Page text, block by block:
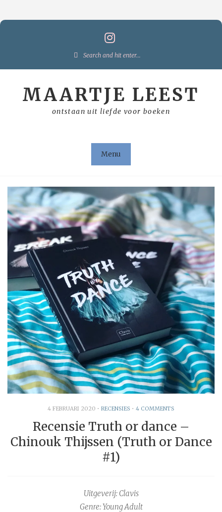
Search
MAARTJE LEEST
ontstaan uit liefde voor boeken
Menu
4 FEBRUARI 2020 • RECENSIES • 4 COMMENTS
Recensie Truth or dance –
Chinouk Thijssen (Truth or Dance
#1)
Uitgeverij: Clavis
Genre: Young Adult